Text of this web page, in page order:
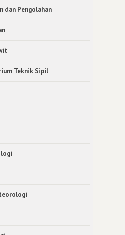
dan Pengolahan
Teknik Sipil